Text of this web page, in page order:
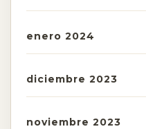
enero 2024
diciembre 2023
noviembre 2023